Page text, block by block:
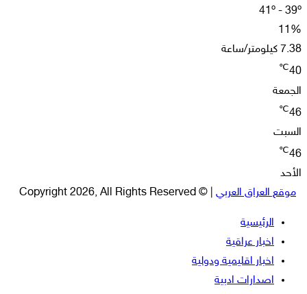
41º - 39º
11%
7.38 كيلومتر/ساعة
40
℃
الجمعة
46
℃
السبت
46
℃
الأحد
موقع العراق العربي | © Copyright 2026, All Rights Reserved
الرئيسية
اخبار عراقية
اخبار اقليمية ودولية
اصدارات ادبية